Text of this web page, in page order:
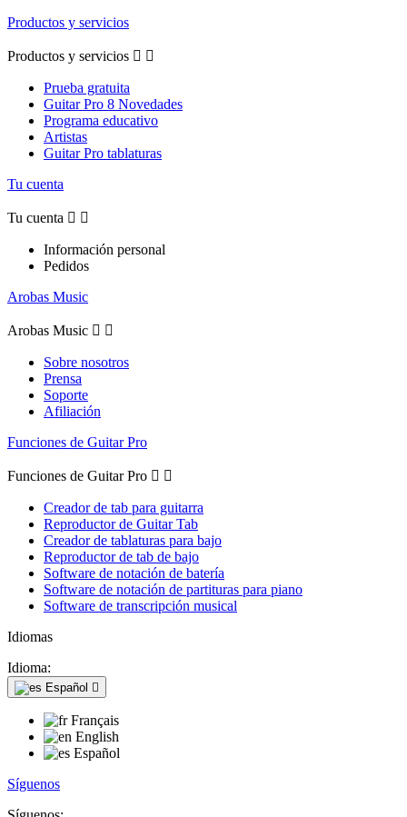
Productos y servicios
Productos y servicios  
Prueba gratuita
Guitar Pro 8 Novedades
Programa educativo
Artistas
Guitar Pro tablaturas
Tu cuenta
Tu cuenta  
Información personal
Pedidos
Arobas Music
Arobas Music  
Sobre nosotros
Prensa
Soporte
Afiliación
Funciones de Guitar Pro
Funciones de Guitar Pro  
Creador de tab para guitarra
Reproductor de Guitar Tab
Creador de tablaturas para bajo
Reproductor de tab de bajo
Software de notación de batería
Software de notación de partituras para piano
Software de transcripción musical
Idiomas
Idioma:
Español 
Français
English
Español
Síguenos